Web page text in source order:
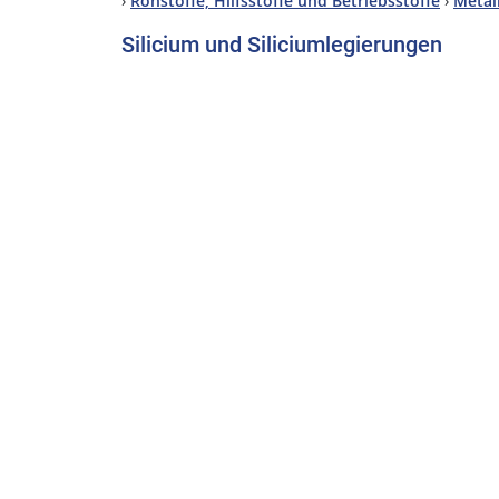
Silicium und Siliciumlegierungen